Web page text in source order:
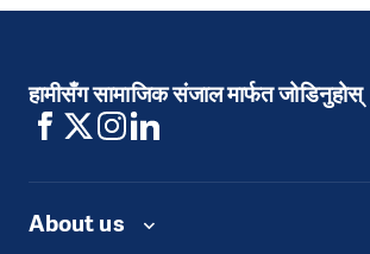
हामीसँग सामाजिक संजाल मार्फत जोडिनुहोस्
About us